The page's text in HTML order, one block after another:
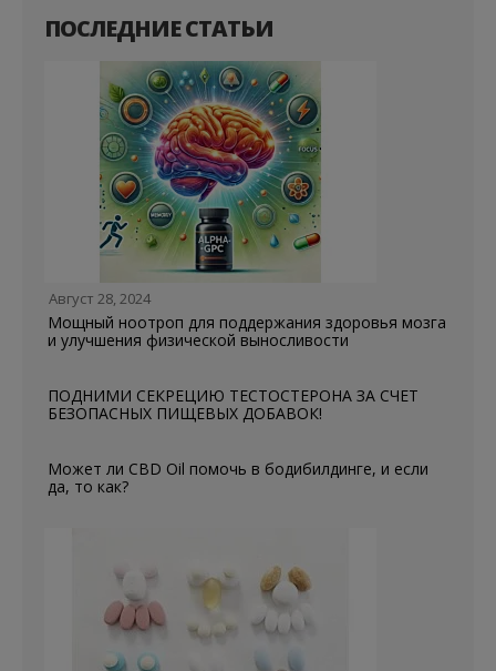
ПОСЛЕДНИЕ СТАТЬИ
Август 28, 2024
Мощный ноотроп для поддержания здоровья мозга
и улучшения физической выносливости
ПОДНИМИ СЕКРЕЦИЮ ТЕСТОСТЕРОНА ЗА СЧЕТ
БЕЗОПАСНЫХ ПИЩЕВЫХ ДОБАВОК!
Может ли CBD Oil помочь в бодибилдинге, и если
да, то как?